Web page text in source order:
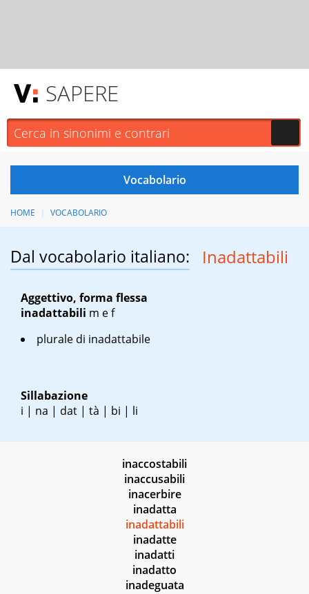
SAPERE
HOME VOCABOLARIO
Dal vocabolario italiano: Inadattabili
Aggettivo, forma flessa
inadattabili m ef
plurale di inadattabile
Sillabazione
i | na | dat | tà | bi | li
inaccostabili
inaccusabili
inacerbire
inadatta
inadattabili
inadatte
inadatti
inadatto
inadeguata